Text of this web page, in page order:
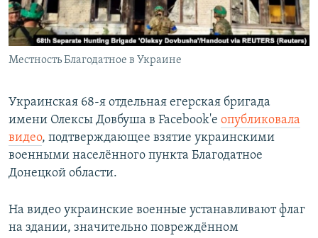
Местность Благодатное в Украине
Украинская 68-я отдельная егерская бригада
имени Олексы Довбуша в Facebook'е опубликовала
видео, подтверждающее взятие украинскими
военными населённого пункта Благодатное
Донецкой области.
На видео украинские военные устанавливают флаг
на здании, значительно повреждённом